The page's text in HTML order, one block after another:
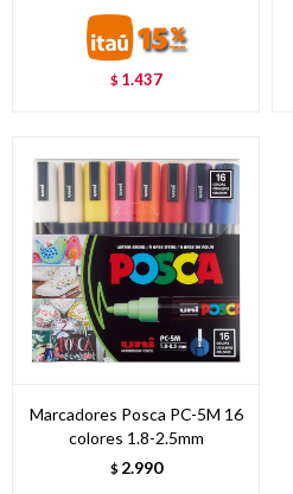
$ 1.437
Marcadores Posca PC-5M 16
colores 1.8-2.5mm
$ 2.990